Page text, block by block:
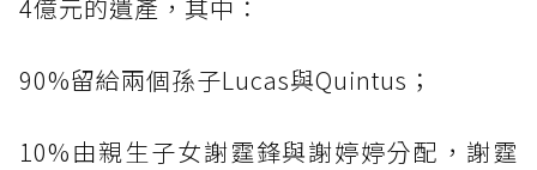
4億元的遺產，其中：
90%留給兩個孫子Lucas與Quintus；
10%由親生子女謝霆鋒與謝婷婷分配，謝霆